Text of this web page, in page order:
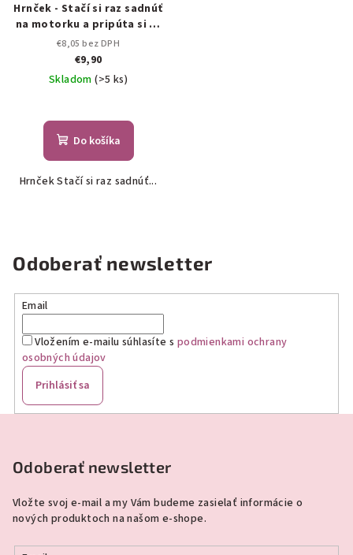
Hrnček - Stačí si raz sadnúť
na motorku a pripúta si ťa
na celý život
€8,05 bez DPH
€9,90
Skladom(>5 ks)
Do košíka
Hrnček Stačí si raz sadnúť...
Odoberať newsletter
Email
Vložením e-mailu súhlasíte s podmienkami ochrany
osobných údajov
Prihlásiť sa
Odoberať newsletter
Vložte svoj e-mail a my Vám budeme zasielať informácie o
nových produktoch na našom e-shope.